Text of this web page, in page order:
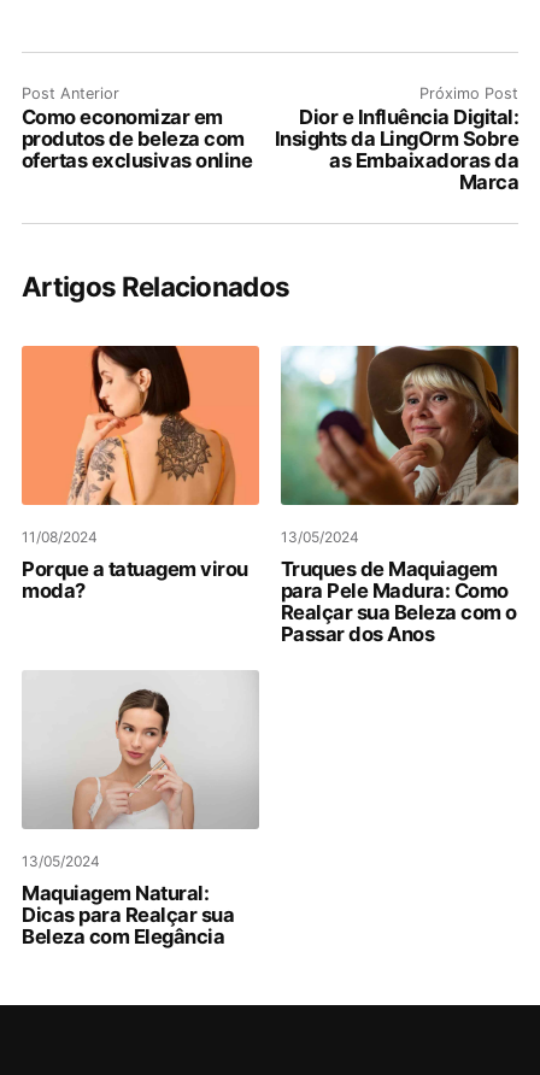
Post Anterior
Como economizar em
produtos de beleza com
ofertas exclusivas online
Próximo Post
Dior e Influência Digital:
Insights da LingOrm Sobre
as Embaixadoras da
Marca
Artigos Relacionados
11/08/2024
Porque a tatuagem virou
moda?
13/05/2024
Truques de Maquiagem
para Pele Madura: Como
Realçar sua Beleza com o
Passar dos Anos
13/05/2024
Maquiagem Natural:
Dicas para Realçar sua
Beleza com Elegância